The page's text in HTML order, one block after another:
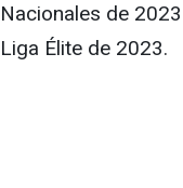
Nacionales de
Liga Élite de 2023.